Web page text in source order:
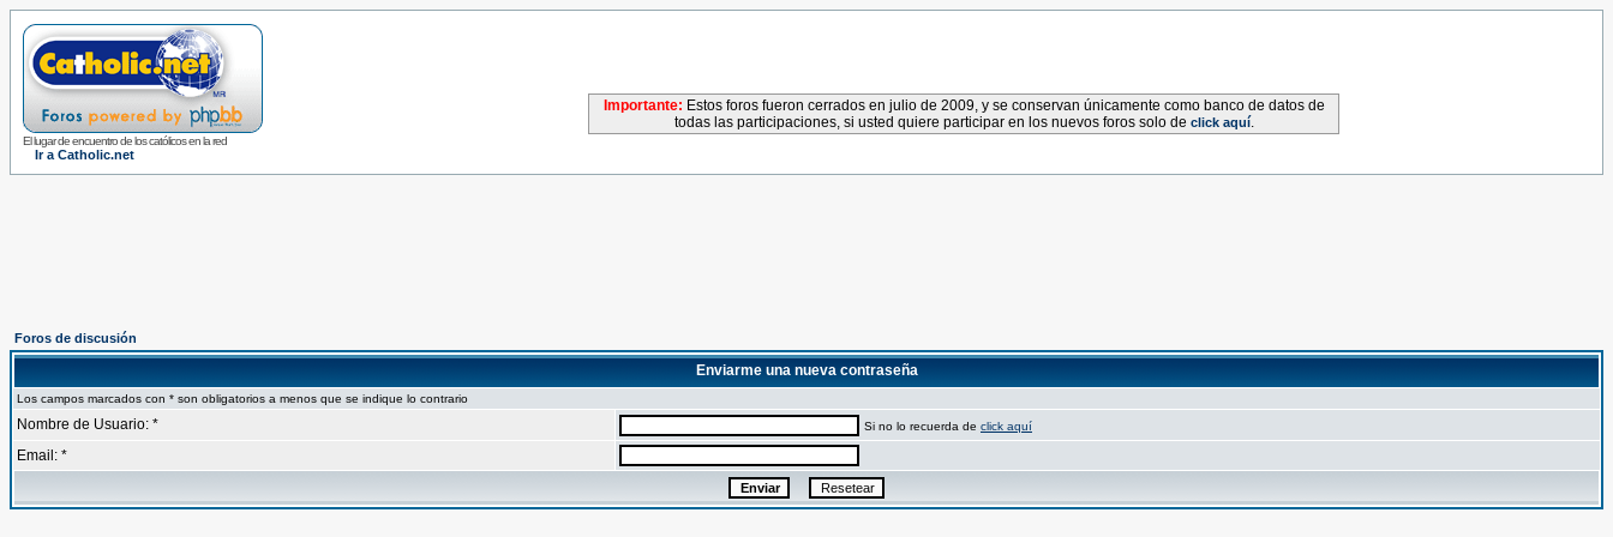
El lugar de encuentro de los católicos en la red
Ir a Catholic.net
Importante: Estos foros fueron cerrados en julio de 2009, y se conservan únicamente como banco de datos de
todas las participaciones, si usted quiere participar en los nuevos foros solo de click aquí.
Foros de discusión
Enviarme una nueva contraseña
Los campos marcados con * son obligatorios a menos que se indique lo contrario
Nombre de Usuario: * Si no lo recuerda de click aquí
Email: *